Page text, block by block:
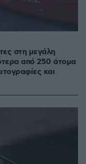
στη μεγάλη
από 250 άτομα
και